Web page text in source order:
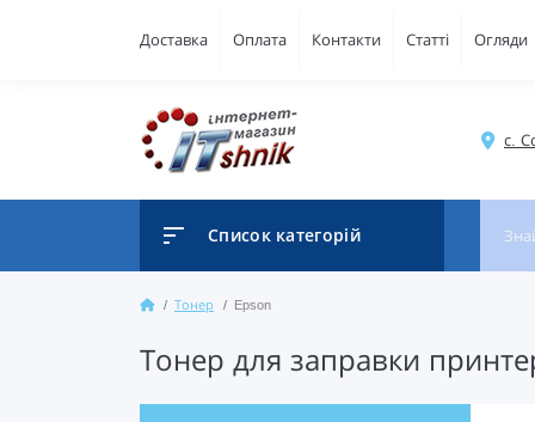
Доставка Оплата Контакти Статті Огляди
с.
Список категорій
Тонер Epson
Тонер для заправки